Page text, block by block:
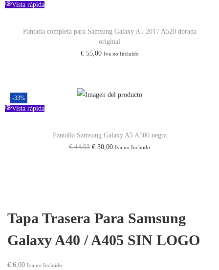
Vista rápida
Pantalla completa para Samsung Galaxy A5 2017 A520 dorada
original
€55,00 Iva no Incluido
-33%
Vista rápida
Pantalla Samsung Galaxy A5 A500 negra
€44,93 € 30,00 Iva no Incluido
Tapa Trasera Para Samsung
Galaxy A40 / A405 SIN LOGO
€ 6,00 Iva no Incluido